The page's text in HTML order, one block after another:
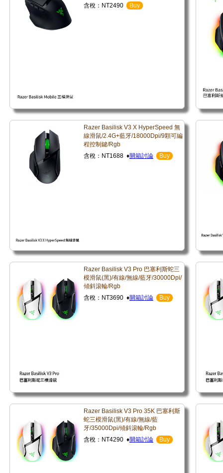
含稅：NT2490
Buy
Razer Basilisk V3 X HyperSpeed 無
線滑鼠/2.4G+藍牙/18000Dpi/9顆可編
程控制鍵/Rgb
含稅：NT1688 ♦開箱討論 Buy
Razer Basilisk V3 Pro 巴塞利斯蛇三
模滑鼠(黑)/有線/無線/藍牙/30000Dpi/
傾斜滾輪/Rgb
含稅：NT3690 ♦開箱討論 Buy
Razer Basilisk V3 Pro 35K 巴塞利斯
蛇三模滑鼠(黑)/有線/無線/藍
牙/35000Dpi/傾斜滾輪/Rgb
含稅：NT4290 ♦開箱討論 Buy